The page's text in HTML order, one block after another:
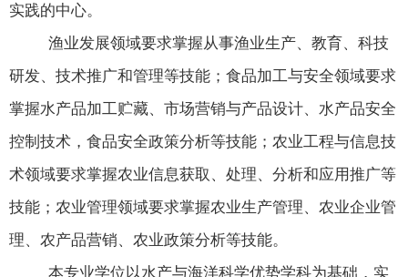
实践的中心。
渔业发展领域要求掌握从事渔业生产、教育、科技
研发、技术推广和管理等技能；食品加工与安全领域要求
掌握水产品加工贮藏、市场营销与产品设计、水产品安全
控制技术，食品安全政策分析等技能；农业工程与信息技
术领域要求掌握农业信息获取、处理、分析和应用推广等
技能；农业管理领域要求掌握农业生产管理、农业企业管
理、农产品营销、农业政策分析等技能。
本专业学位以水产与海洋科学优势学科为基础，实